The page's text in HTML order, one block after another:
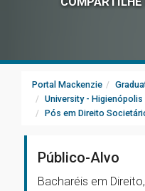
Portal Mackenzie
University - Higienópolis
Pós em Direito
Público-Alvo
Bacharéis em